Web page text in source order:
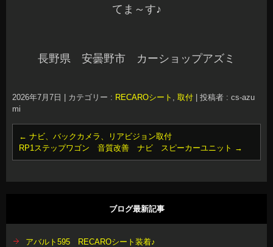
てま～す♪
長野県 安曇野市 カーショップアズミ
2026年7月7日 | カテゴリー : RECAROシート 取付 | 投稿者 : cs-azu
mi
← ナビ、バックカメラ、リアビジョン取付
RP1ステップワゴン 音質改善 ナビ スピーカーユニット →
ブログ最新記事
アバルト595 RECAROシート装着♪